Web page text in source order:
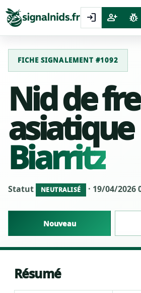
login person_add pest_control
FICHE SIGNALEMENT #1092
Nid de
asiatique
Biarritz
Statut NEUTRALISÉ · 19/04/2026
Nouveau
Résumé